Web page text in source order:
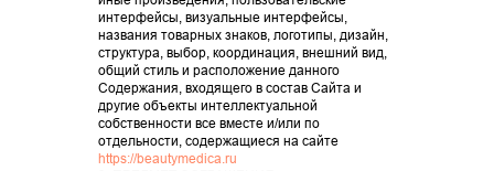
интерфейсы, визуальные интерфейсы,
названия товарных знаков, логотипы, дизайн,
структура, выбор, координация, внешний вид,
общий стиль и расположение данного
Содержания, входящего в состав Сайта и
другие объекты интеллектуальной
собственности все вместе и/или по
отдельности, содержащиеся на сайте
https://beautymedica.ru